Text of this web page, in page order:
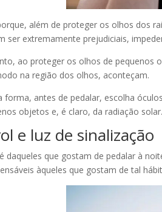
além de proteger os olhos dos
ser extremamente prejudiciais,
ao proteger os olhos de pequenos
na região dos olhos, aconteçam.
forma, antes de pedalar, escolha
objetos e, é claro, da radiação solar.
e luz de sinalização
daqueles que gostam de pedalar à
àqueles que gostam de tal